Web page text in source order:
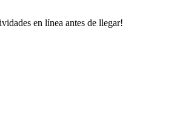
en línea antes de llegar!